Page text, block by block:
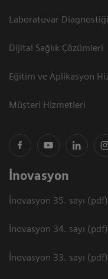
Laboratuvar Diagnostiği
Dijital Sağlık Çözümleri
Eğitim ve Aplikasyon
Müşteri Hizmetleri
İnovasyon
İnovasyon 35. sayı
İnovasyon 34. sayı
İnovasyon 33. sayı